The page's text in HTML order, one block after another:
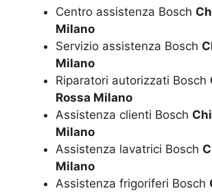
Centro assistenza Bosch
Milano
Servizio assistenza Bosch
Milano
Riparatori autorizzati Bosch
Rossa Milano
Assistenza clienti Bosch
Milano
Assistenza lavatrici Bosch
Milano
Assistenza frigoriferi Bosch